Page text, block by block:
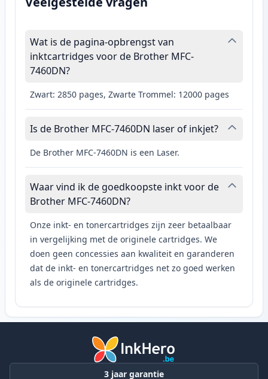
Wat is de pagina-opbrengst van
inktcartridges voor de Brother MFC-
7460DN?
Zwart: 2850 pages, Zwarte Trommel: 12000 pages
Is de Brother MFC-7460DN laser of inkjet?
De Brother MFC-7460DN is een Laser.
Waar vind ik de goedkoopste inkt voor de
Brother MFC-7460DN?
Onze inkt- en tonercartridges zijn zeer betaalbaar
in vergelijking met de originele cartridges. We
doen geen concessies aan kwaliteit en garanderen
dat de inkt- en tonercartridges net zo goed werken
als de originele cartridges.
3 jaar garantie